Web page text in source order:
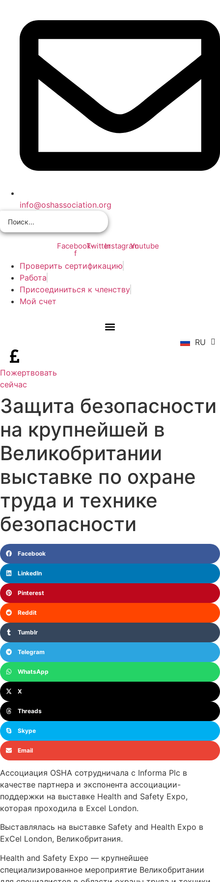
info@oshassociation.org
Facebook-
f
TwitterInstagramYoutube
Проверить сертификацию
Работа
Присоединиться к членству
Мой счет
RU
ES
Пожертвовать
сейчас
Защита безопасности
на крупнейшей в
Великобритании
выставке по охране
труда и технике
безопасности
Facebook
LinkedIn
Pinterest
Reddit
Tumblr
Telegram
WhatsApp
X
Threads
Skype
Email
Ассоциация OSHA сотрудничала с Informa Plc в
качестве партнера и экспонента ассоциации-
поддержки на выставке Health and Safety Expo,
которая проходила в Excel London.
Выставлялась на выставке Safety and Health Expo в
ExCel London, Великобритания.
Health and Safety Expo — крупнейшее
специализированное мероприятие Великобритании